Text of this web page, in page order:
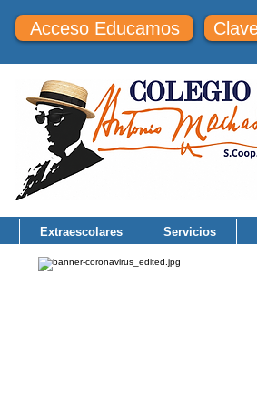
Acceso Educamos
Extraescolares Servicios